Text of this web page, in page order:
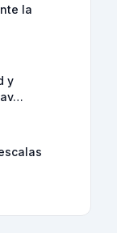
la
y